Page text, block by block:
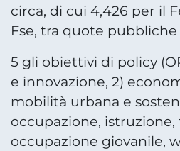
circa, di cui 4,426 per il
Fse, tra quote
5 gli obiettivi di policy
e innovazione, 2)
mobilità urbana e
occupazione, istruzione,
occupazione giovanile,